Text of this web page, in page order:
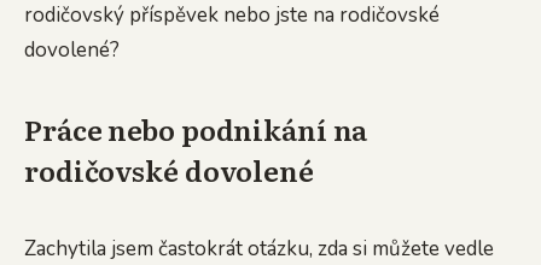
rodičovský příspěvek nebo jste na rodičovské
dovolené?
Práce nebo podnikání na
rodičovské dovolené
Zachytila jsem častokrát otázku, zda si můžete vedle